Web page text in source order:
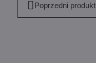
Poprzedni produkt